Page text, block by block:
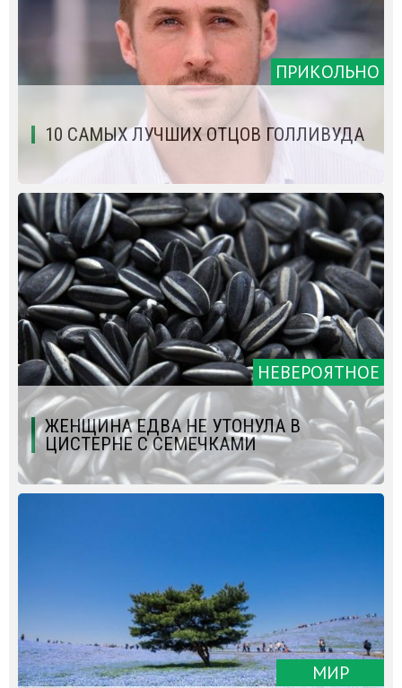
ПРИКОЛЬНО
10 САМЫХ ЛУЧШИХ ОТЦОВ ГОЛЛИВУДА
НЕВЕРОЯТНОЕ
ЖЕНЩИНА ЕДВА НЕ УТОНУЛА В
ЦИСТЕРНЕ С СЕМЕЧКАМИ
МИР